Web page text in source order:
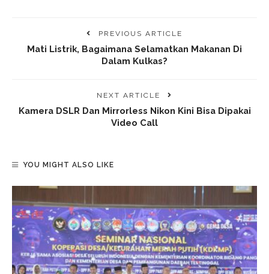
PREVIOUS ARTICLE
Mati Listrik, Bagaimana Selamatkan Makanan Di
Dalam Kulkas?
NEXT ARTICLE
Kamera DSLR Dan Mirrorless Nikon Kini Bisa Dipakai
Video Call
YOU MIGHT ALSO LIKE